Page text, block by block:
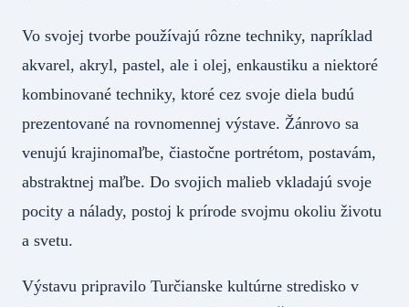
Vo svojej tvorbe používajú rôzne techniky, napríklad
akvarel, akryl, pastel, ale i olej, enkaustiku a niektoré
kombinované techniky, ktoré cez svoje diela budú
prezentované na rovnomennej výstave. Žánrovo sa
venujú krajinomaľbe, čiastočne portrétom, postavám,
abstraktnej maľbe. Do svojich malieb vkladajú svoje
pocity a nálady, postoj k prírode svojmu okoliu životu
a svetu.
Výstavu pripravilo Turčianske kultúrne stredisko v